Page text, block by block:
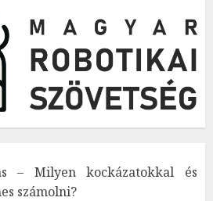
– Milyen kockázatokkal és
számolni?